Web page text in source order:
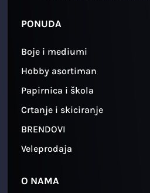
PONUDA
Boje i mediumi
Hobby asortiman
Papirnica i škola
Crtanje i skiciranje
BRENDOVI
Veleprodaja
O NAMA